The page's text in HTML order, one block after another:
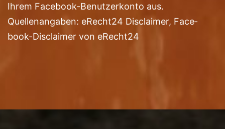
Ihrem Face­book-Benut­zer­kon­to aus.
Quel­len­an­ga­ben: eRecht24 Dis­clai­mer, Face­
book-Dis­clai­mer von eRecht24